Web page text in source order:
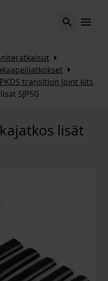
Search MENU
Arrow_right
Arrow_right
transition joint kits
SJP50
lisät